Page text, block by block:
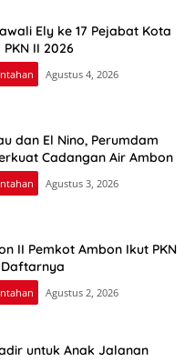
Ely ke 17 Pejabat Kota
II 2026
Agustus 4, 2026
dan El Nino, Perumdam
Cadangan Air Ambon
Agustus 3, 2026
II Pemkot Ambon Ikut PKN
Daftarnya
Agustus 2, 2026
untuk Anak Jalanan